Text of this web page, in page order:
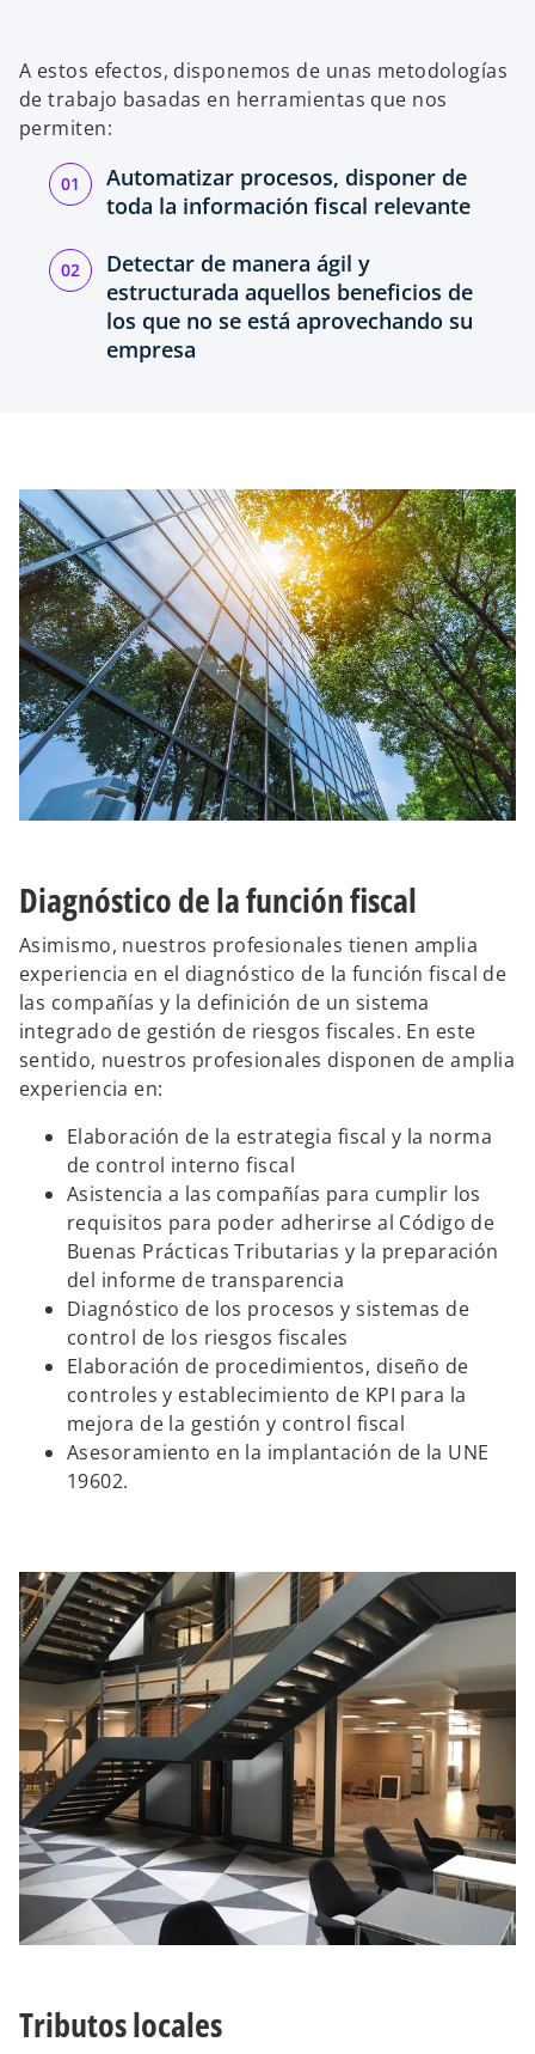
A estos efectos, disponemos de unas metodologías
de trabajo basadas en herramientas que nos
permiten:
Automatizar procesos, disponer de
toda la información fiscal relevante
Detectar de manera ágil y
estructurada aquellos beneficios de
los que no se está aprovechando su
empresa
Diagnóstico de la función fiscal
Asimismo, nuestros profesionales tienen amplia
experiencia en el diagnóstico de la función fiscal de
las compañías y la definición de un sistema
integrado de gestión de riesgos fiscales. En este
sentido, nuestros profesionales disponen de amplia
experiencia en:
Elaboración de la estrategia fiscal y la norma
de control interno fiscal
Asistencia a las compañías para cumplir los
requisitos para poder adherirse al Código de
Buenas Prácticas Tributarias y la preparación
del informe de transparencia
Diagnóstico de los procesos y sistemas de
control de los riesgos fiscales
Elaboración de procedimientos, diseño de
controles y establecimiento de KPI para la
mejora de la gestión y control fiscal
Asesoramiento en la implantación de la UNE
19602.
Tributos locales